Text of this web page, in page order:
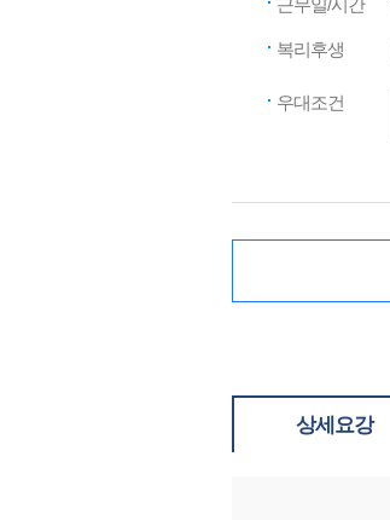
근무일/시간
복리후생
우대조건
상세요강